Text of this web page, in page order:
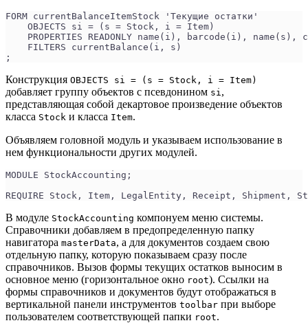
FORM currentBalanceItemStock 'Текущие остатки'
    OBJECTS si = (s = Stock, i = Item)
PROPERTIES READONLY name(i), barcode(i), name(s),
    FILTERS currentBalance(i, s)
;
Конструкция OBJECTS si = (s = Stock, i = Item)
добавляет группу объектов с псевдонином si ,
представляющая собой декартовое произведение объектов
класса Stock и класса Item.
Объявляем головной модуль и указываем использование в
нем функциональности других модулей.
MODULE StockAccounting;
REQUIRE Stock, Item, LegalEntity, Receipt, Shipment,
В модуле StockAccounting компонуем меню системы.
Справочники добавляем в предопределенную папку
навигатора masterData, а для документов создаем свою
отдельную папку, которую показываем сразу после
справочников. Вызов формы текущих остатков выносим в
основное меню (горизонтальное окно root). Ссылки на
формы справочников и документов будут отображаться в
вертикальной панели инструментов toolbar при выборе
пользователем соответствующей папки root.